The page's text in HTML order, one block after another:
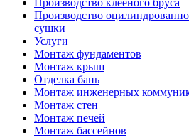
Производство клеёного бруса
Производство
сушки
Услуги
Монтаж фундаментов
Монтаж крыш
Отделка бань
Монтаж инженерных
Монтаж стен
Монтаж печей
Монтаж бассейнов